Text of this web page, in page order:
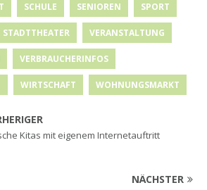
SCHULE SENIOREN SPORT
STADTTHEATER VERANSTALTUNG
VERBRAUCHERINFOS
WIRTSCHAFT WOHNUNGSMARKT
Kitas mit eigenem Internetauftritt
NÄCHSTER